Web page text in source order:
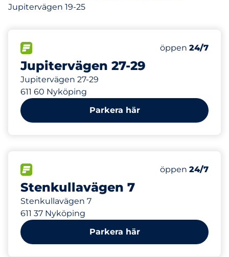
Jupitervägen 19-25
Jupitervägen 27-29
Jupitervägen 27-29
611 60 Nyköping
Antal
Totalt antal
Lördag
öppen 24/7
83 m
Parkera här
Stenkullavägen 7
Stenkullavägen 7
611 37 Nyköping
Antal
Totalt antal
Lördag
öppen 24/7
222 m
Parkera här